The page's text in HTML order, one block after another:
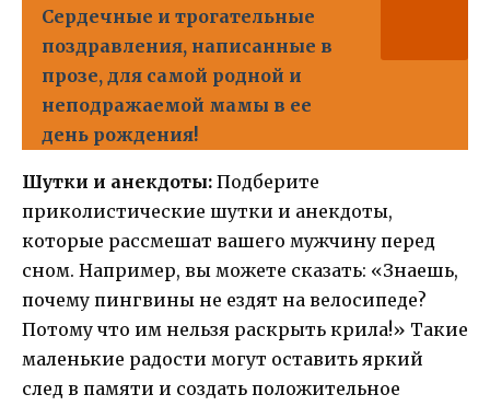
Сердечные и трогательные
поздравления, написанные в
прозе, для самой родной и
неподражаемой мамы в ее
день рождения!
Шутки и анекдоты: Подберите
приколистические шутки и анекдоты,
которые рассмешат вашего мужчину перед
сном. Например, вы можете сказать: «Знаешь,
почему пингвины не ездят на велосипеде?
Потому что им нельзя раскрыть крила!» Такие
маленькие радости могут оставить яркий
след в памяти и создать положительное